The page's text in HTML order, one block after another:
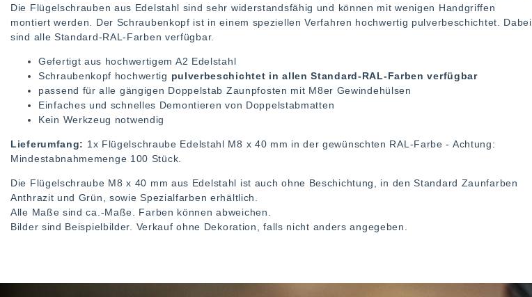
Die Flügelschrauben aus Edelstahl sind sehr widerstandsfähig und können mit wenigen Handgriffen
montiert werden. Der Schraubenkopf ist in einem speziellen Verfahren hochwertig pulverbeschichtet. Dabei
sind alle Standard-RAL-Farben verfügbar.
Gefertigt aus hochwertigem A2 Edelstahl
Schraubenkopf hochwertig pulverbeschichtet in allen Standard-RAL-Farben verfügbar
passend für alle gängigen Doppelstab Zaunpfosten mit M8er Gewindehülsen
Einfaches und schnelles Demontieren von Doppelstabmatten
Kein Werkzeug notwendig
Lieferumfang: 1x Flügelschraube Edelstahl M8 x 40 mm in der gewünschten RAL-Farbe - Achtung:
Mindestabnahmemenge 100 Stück.
Die Flügelschraube M8 x 40 mm aus Edelstahl ist auch ohne Beschichtung, in den Standard Zaunfarben
Anthrazit und Grün, sowie Spezialfarben erhältlich.
Alle Maße sind ca.-Maße. Farben können abweichen.
Bilder sind Beispielbilder. Verkauf ohne Dekoration, falls nicht anders angegeben.